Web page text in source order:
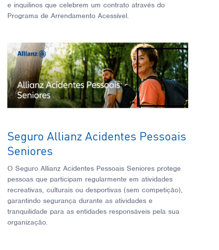
e inquilinos que celebrem um contrato através do
Programa de Arrendamento Acessível.
Seguro Allianz Acidentes Pessoais
Seniores
O Seguro Allianz Acidentes Pessoais Seniores protege
pessoas que participam regularmente em atividades
recreativas, culturais ou desportivas (sem competição),
garantindo segurança durante as atividades e
tranquilidade para as entidades responsáveis pela sua
organização.